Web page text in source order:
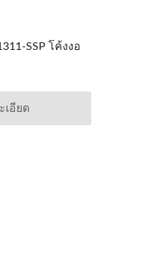
SSP โค้งงอ
เอียด